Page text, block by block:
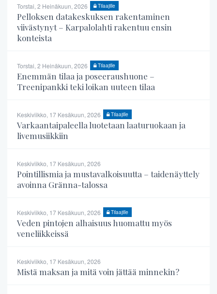
Torstai, 2 Heinäkuun, 2026 Tilaajille
Pelloksen datakeskuksen rakentaminen
viivästynyt – Karpalolahti rakentuu ensin
konteista
Torstai, 2 Heinäkuun, 2026 Tilaajille
Enemmän tilaa ja poseeraushuone –
Treenipankki teki loikan uuteen tilaa
Keskiviikko, 17 Kesäkuun, 2026 Tilaajille
Varkaantaipaleella luotetaan laaturuokaan ja
livemusiikkiin
Keskiviikko, 17 Kesäkuun, 2026
Pointillismia ja mustavalkoisuutta – taidenäyttely
avoinna Gränna-talossa
Keskiviikko, 17 Kesäkuun, 2026 Tilaajille
Veden pintojen alhaisuus huomattu myös
veneliikkeissä
Keskiviikko, 17 Kesäkuun, 2026
Mistä maksan ja mitä voin jättää minnekin?